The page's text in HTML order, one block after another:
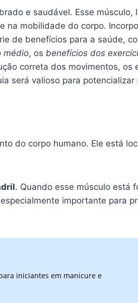
e saudável. Esse
mobilidade do corpo.
de benefícios para a saúde,
médio, os benefícios dos
correta dos movimentos, os
será valioso para potencializar
do corpo humano. Ele está
. Quando esse músculo está
importante para
iniciantes em manicure e